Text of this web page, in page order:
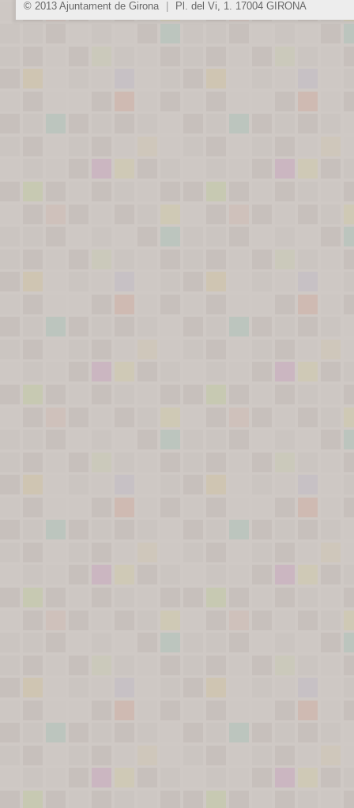
© 2013 Ajuntament de Girona Pl. del Vi, 1. 17004 GIRONA